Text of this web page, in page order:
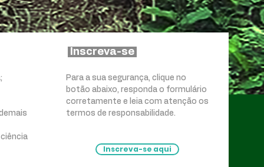
Inscreva-se
Para a sua segurança, clique no
botão abaixo, responda o formulário
corretamente e leia com atenção os
termos de responsabilidade.
Inscreva-se aqui